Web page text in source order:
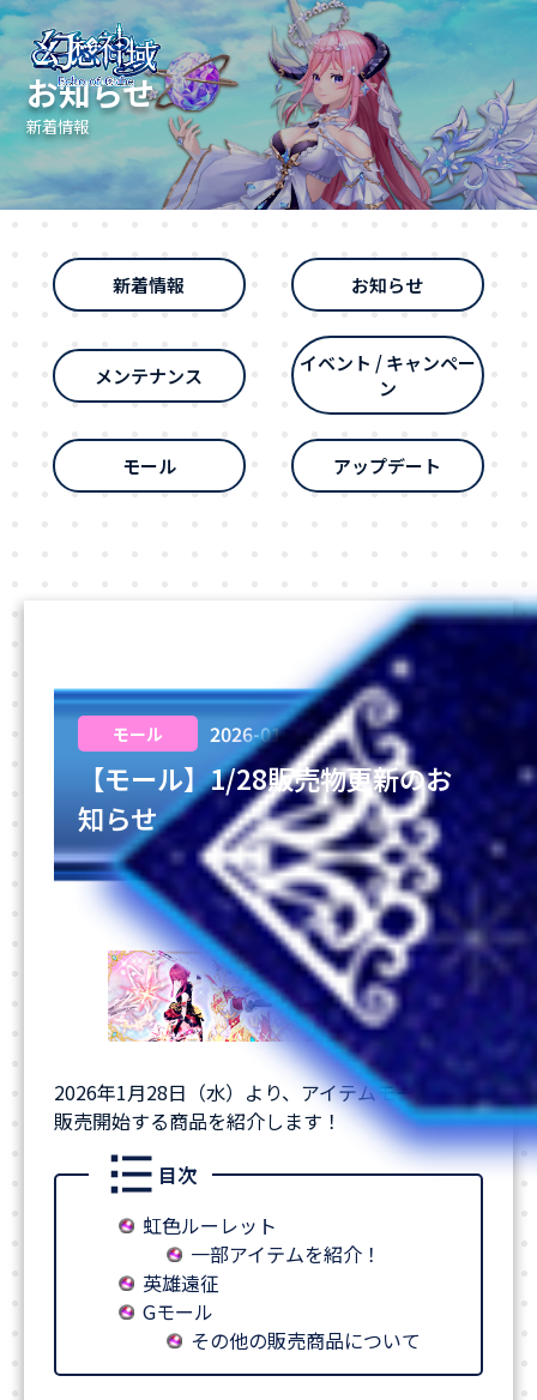
お知らせ
新着情報
新着情報 お知らせ
メンテナンス
イベント / キャンペー
ン
モール アップデート
モール 2026-01-28
【モール】1/28販売物更新のお
知らせ
2026年1月28日（水）より、アイテムモールにて
販売開始する商品を紹介します！
目次
虹色ルーレット
一部アイテムを紹介！
英雄遠征
Gモール
その他の販売商品について